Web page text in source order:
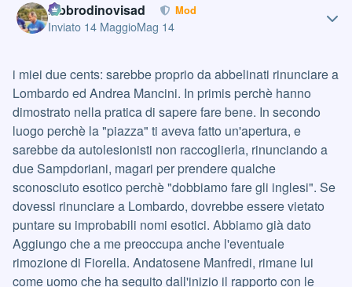
labbrodinovisad Mod
Inviato 14 MaggioMag 14
i miei due cents: sarebbe proprio da abbelinati rinunciare a
Lombardo ed Andrea Mancini. In primis perchè hanno
dimostrato nella pratica di sapere fare bene. In secondo
luogo perchè la "piazza" ti aveva fatto un'apertura, e
sarebbe da autolesionisti non raccoglierla, rinunciando a
due Sampdoriani, magari per prendere qualche
sconosciuto esotico perchè "dobbiamo fare gli inglesi". Se
dovessi rinunciare a Lombardo, dovrebbe essere vietato
puntare su improbabili nomi esotici. Abbiamo già dato
Aggiungo che a me preoccupa anche l'eventuale
rimozione di Fiorella. Andatosene Manfredi, rimane lui
come uomo che ha seguito dall'inizio il rapporto con le